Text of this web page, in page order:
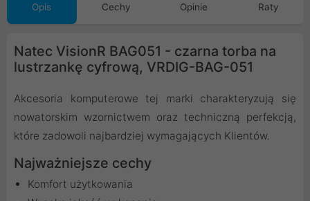
Opis Cechy Opinie Raty
Natec VisionR BAG051 - czarna torba na
lustrzankę cyfrową, VRDIG-BAG-051
Akcesoria komputerowe tej marki charakteryzują się
nowatorskim wzornictwem oraz techniczną perfekcją,
które zadowoli najbardziej wymagających Klientów.
Najważniejsze cechy
Komfort użytkowania